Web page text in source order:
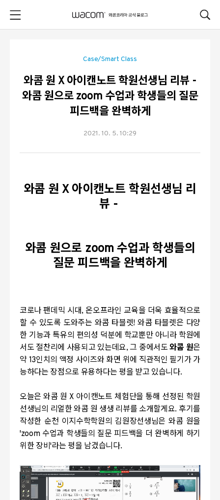
Case/Smart Class
와콤 원 X 아이캔노트 학원선생님 리뷰 -
와콤 원으로 zoom 수업과 학생들의 질문
피드백을 완벽하게
2021. 10. 5. 10:29
와콤 원 X 아이캔노트 학원선생님 리
뷰 -
와콤 원으로 zoom 수업과 학생들의
질문 피드백을 완벽하게
코로나 팬데믹 시대, 온오프라인 교육을 더욱 효율적으로
할 수 있도록 도와주는 와콤 타블렛! 와콤 타블렛은 다양
한 기능과 특유의 편의성 덕분에 학교뿐만 아니라 학원에
서도 절찬리에 사용되고 있는데요, 그 중에서도와콤 원은
약 13인치의 액정 사이즈와 화면 위에 직관적인 필기가 가
능하다는 장점으로 유용하다는 평을 받고 있습니다.
오늘은 와콤 원 X 아이캔노트 체험단을 통해 선정된 학원
선생님의 리얼한 와콤 원 생생 리뷰를 소개할게요. 후기를
작성한 순천 이지수학학원의 김원장선생님은 와콤 원을
'zoom 수업과 학생들의 질문 피드백을 더 완벽하게 하기
위한 장비'라는 평을 남겼습니다.